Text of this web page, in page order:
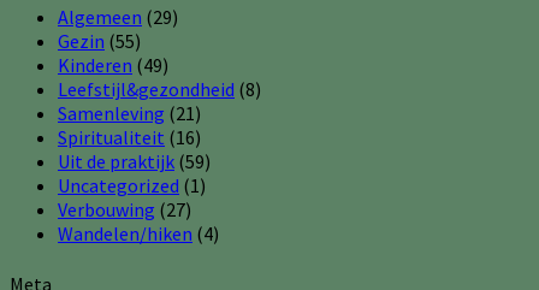
Algemeen (29)
Gezin (55)
Kinderen (49)
Leefstijl&gezondheid (8)
Samenleving (21)
Spiritualiteit (16)
Uit de praktijk (59)
Uncategorized (1)
Verbouwing (27)
Wandelen/hiken (4)
Meta